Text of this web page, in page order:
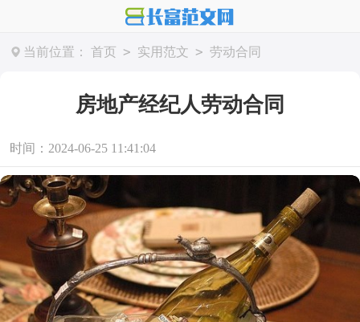
当前位置： 首页 > 实用范文 > 劳动合同
房地产经纪人劳动合同
时间：2024-06-25 11:41:04